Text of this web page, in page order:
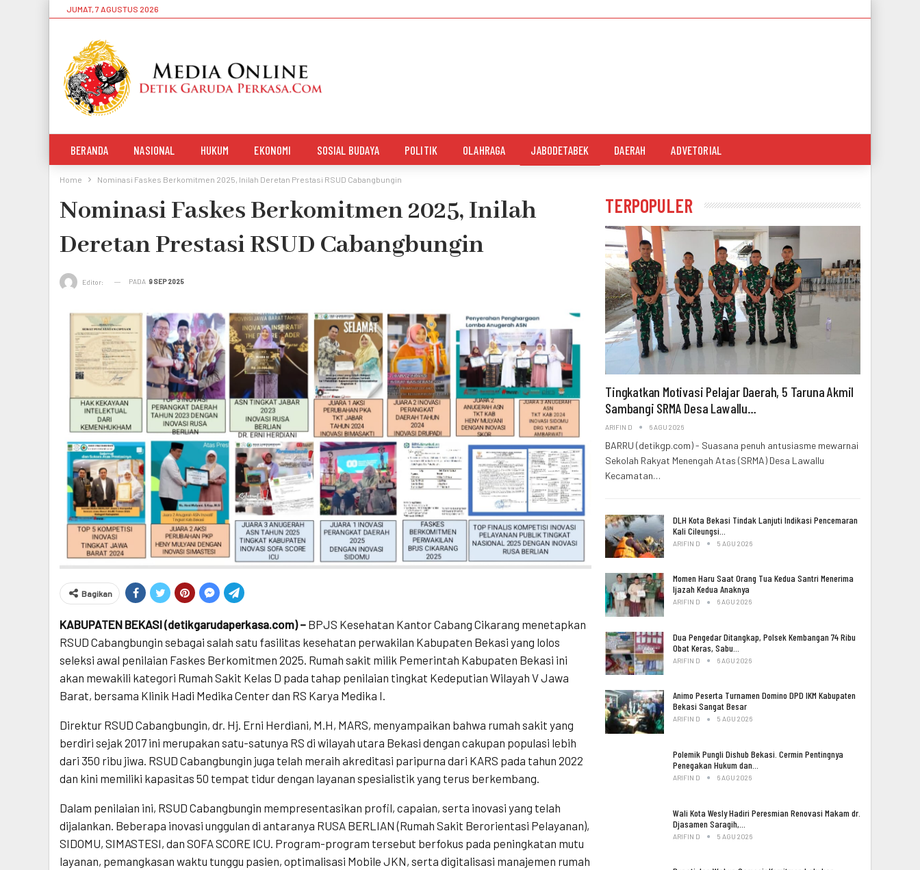
JUMAT, 7 AGUSTUS 2026
BERANDA NASIONAL HUKUM EKONOMI SOSIAL BUDAYA POLITIK OLAHRAGA JABODETABEK DAERAH ADVETORIAL
Home Nominasi Faskes Berkomitmen 2025, Inilah Deretan Prestasi RSUD Cabangbungin
Nominasi Faskes Berkomitmen 2025, Inilah
Deretan Prestasi RSUD Cabangbungin
Editor: PADA 9 SEP 2025
Bagikan
KABUPATEN BEKASI (detikgarudaperkasa.com) – BPJS Kesehatan Kantor Cabang Cikarang menetapkan
RSUD Cabangbungin sebagai salah satu fasilitas kesehatan perwakilan Kabupaten Bekasi yang lolos
seleksi awal penilaian Faskes Berkomitmen 2025. Rumah sakit milik Pemerintah Kabupaten Bekasi ini
akan mewakili kategori Rumah Sakit Kelas D pada tahap penilaian tingkat Kedeputian Wilayah V Jawa
Barat, bersama Klinik Hadi Medika Center dan RS Karya Medika I.
Direktur RSUD Cabangbungin, dr. Hj. Erni Herdiani, M.H, MARS, menyampaikan bahwa rumah sakit yang
berdiri sejak 2017 ini merupakan satu-satunya RS di wilayah utara Bekasi dengan cakupan populasi lebih
dari 350 ribu jiwa. RSUD Cabangbungin juga telah meraih akreditasi paripurna dari KARS pada tahun 2022
dan kini memiliki kapasitas 50 tempat tidur dengan layanan spesialistik yang terus berkembang.
Dalam penilaian ini, RSUD Cabangbungin mempresentasikan profil, capaian, serta inovasi yang telah
dijalankan. Beberapa inovasi unggulan di antaranya RUSA BERLIAN (Rumah Sakit Berorientasi Pelayanan),
SIDOMU, SIMASTESI, dan SOFA SCORE ICU. Program-program tersebut berfokus pada peningkatan mutu
layanan, pemangkasan waktu tunggu pasien, optimalisasi Mobile JKN, serta digitalisasi manajemen rumah
TERPOPULER
Tingkatkan Motivasi Pelajar Daerah, 5 Taruna Akmil
Sambangi SRMA Desa Lawallu…
ARIFIN D 6 AGU 2026
BARRU (detikgp.com) - Suasana penuh antusiasme mewarnai
Sekolah Rakyat Menengah Atas (SRMA) Desa Lawallu
Kecamatan…
DLH Kota Bekasi Tindak Lanjuti Indikasi Pencemaran
Kali Cileungsi…
ARIFIN D 5 AGU 2026
Momen Haru Saat Orang Tua Kedua Santri Menerima
Ijazah Kedua Anaknya
ARIFIN D 6 AGU 2026
Dua Pengedar Ditangkap, Polsek Kembangan 74 Ribu
Obat Keras, Sabu…
ARIFIN D 6 AGU 2026
Animo Peserta Turnamen Domino DPD IKM Kabupaten
Bekasi Sangat Besar
ARIFIN D 5 AGU 2026
Polemik Pungli Dishub Bekasi. Cermin Pentingnya
Penegakan Hukum dan…
ARIFIN D 6 AGU 2026
Wali Kota Wesly Hadiri Peresmian Renovasi Makam dr.
Djasamen Saragih,…
ARIFIN D 5 AGU 2026